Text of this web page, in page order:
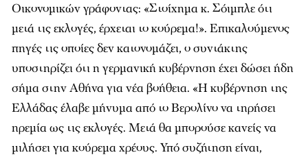
Οικονομικών γράφοντας: «Στοίχημα κ. Σόιμπλε ότι
μετά τις εκλογές, έρχεται το κούρεμα!». Επικαλούμενος
πηγές τις οποίες δεν κατονομάζει, ο συντάκτης
υποστηρίζει ότι η γερμανική κυβέρνηση έχει δώσει ήδη
σήμα στην Αθήνα για νέα βοήθεια. «Η κυβέρνηση της
Ελλάδας έλαβε μήνυμα από το Βερολίνο να τηρήσει
ηρεμία ως τις εκλογές. Μετά θα μπορούσε κανείς να
μιλήσει για κούρεμα χρέους. Υπό συζήτηση είναι,